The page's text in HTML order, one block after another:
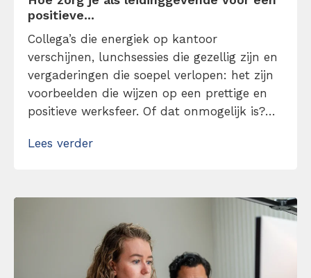
positieve...
Collega’s die energiek op kantoor
verschijnen, lunchsessies die gezellig zijn en
vergaderingen die soepel verlopen: het zijn
voorbeelden die wijzen op een prettige en
positieve werksfeer. Of dat onmogelijk is?
leidinggevende die positiviteit brengt en ik
Lees verder